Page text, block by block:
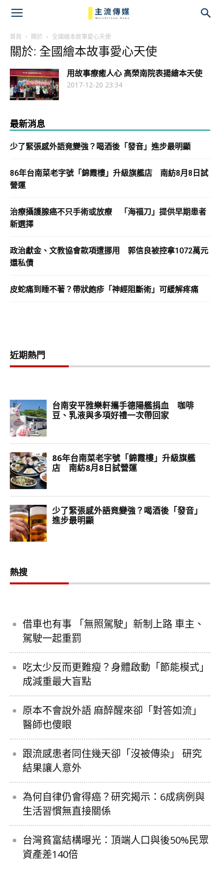
首頁 關於 全國繪本故事愛心天使
關於: 全國繪本故事愛心天使
用故事療癒人心 高榮南院表揚繪本天使
2017-12-20 23:34
最新消息
少了緊張感外語竟變強？喝酒後「發音」進步最明顯
86年台南菜老字號「錦霞樓」升級旗艦店 南紡8月8日試
營運
治療攝護腺癌不只手術或放療 「海福刀」提供早期患者
新選擇
政治獻金、文教協會款項遭挪用 郭信良被控拿1072萬元
還私債
皮蛇痛到睡不著？帶狀皰疹「神經阻斷術」可緩解疼痛
近期熱門
熱搜
借車也有事 「無照駕駛」新制上路 車主、
駕駛一起重罰
吃太少反而更難瘦？身體啟動「節能模式」
成減重最大盲點
原本不會說外語 麻醉醒來卻「對答如流」
醫師也傻眼
跟流感患者同住幾天卻「沒被傳染」 研究
結果讓人意外
為何自律仍會得癌？研究揭示：6成病例與
生活習慣無直接關係
台灣貧富結構曝光：頂端人口與後50%民眾
資產差140倍